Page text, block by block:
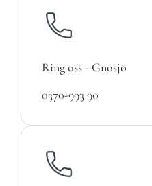
Ring oss - Gnosjö
0370-993 90